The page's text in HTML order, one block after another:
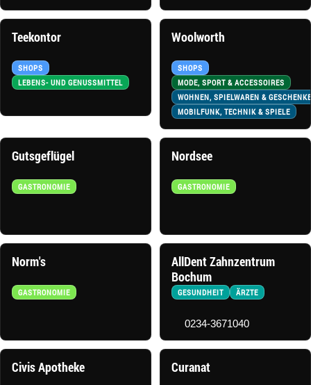
SHOPS
LEBENS- UND GENUSSMITTEL
Teekontor
SHOPS
MODE, SPORT & ACCESSOIRES
WOHNEN, SPIELWAREN & GESCHENKE
MOBILFUNK, TECHNIK & SPIELE
Woolworth
GASTRONOMIE
Gutsgeflügel
GASTRONOMIE
Nordsee
GASTRONOMIE
Norm's
GESUNDHEIT ÄRZTE
AllDent Zahnzentrum
Bochum
0234-3671040
Civis Apotheke Curanat